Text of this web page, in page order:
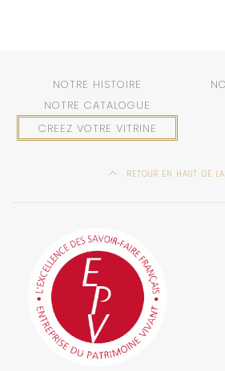
NOTRE HISTOIRE
NOTRE CATALOGUE
CREEZ VOTRE VITRINE
RETOUR EN HAUT DE